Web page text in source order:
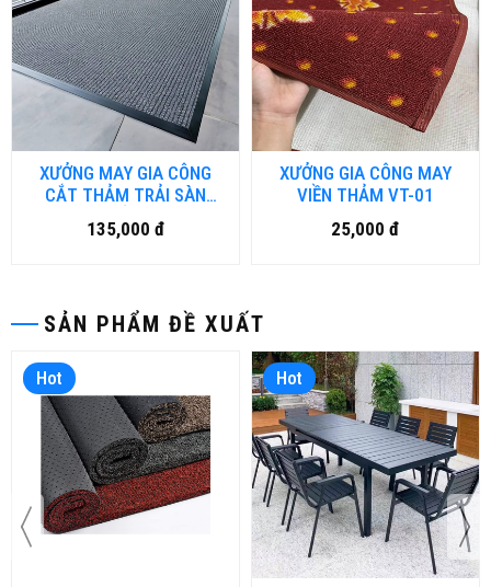
SẢN PHẨM ĐỀ XUẤT
Hot Hot
XƯỞNG MAY GIA CÔNG
CẮT THẢM TRẢI SÀN
THEO YÊU CẦU VÀ NHẬN
IN LOGO TRỰC TIẾP TRÊN
135,000 đ
XƯỞNG GIA CÔNG MAY
VIỀN THẢM VT-01
25,000 đ